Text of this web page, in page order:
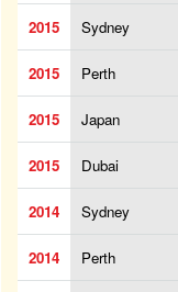
2015 Sydney
2015 Perth
2015 Japan
2015 Dubai
2014 Sydney
2014 Perth